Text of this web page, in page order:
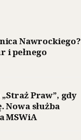
Nawrockiego?
i pełnego
Praw”, gdy
Nowa służba
MSWiA